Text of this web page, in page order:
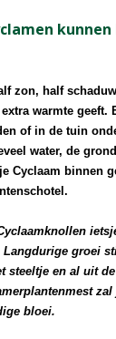
kunnen
zon, half
warmte geeft.
of in de tuin
water, de
Cyclaam binnen
Langdurige groei
steeltje en al uit
bloei.